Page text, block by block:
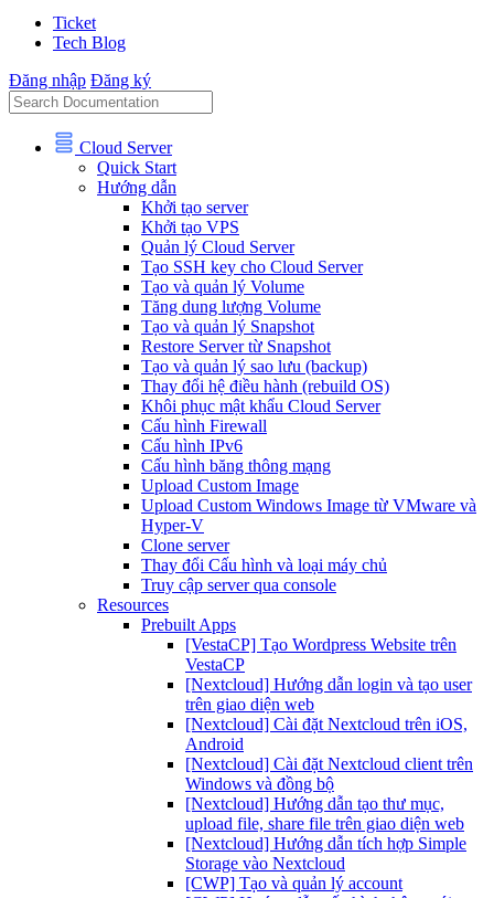
Ticket
Tech Blog
Đăng nhập Đăng ký
Cloud Server
Quick Start
Hướng dẫn
Khởi tạo server
Khởi tạo VPS
Quản lý Cloud Server
Tạo SSH key cho Cloud Server
Tạo và quản lý Volume
Tăng dung lượng Volume
Tạo và quản lý Snapshot
Restore Server từ Snapshot
Tạo và quản lý sao lưu (backup)
Thay đổi hệ điều hành (rebuild OS)
Khôi phục mật khẩu Cloud Server
Cấu hình Firewall
Cấu hình IPv6
Cấu hình băng thông mạng
Upload Custom Image
Upload Custom Windows Image từ VMware và
Hyper-V
Clone server
Thay đổi Cấu hình và loại máy chủ
Truy cập server qua console
Resources
Prebuilt Apps
[VestaCP] Tạo Wordpress Website trên
VestaCP
[Nextcloud] Hướng dẫn login và tạo user
trên giao diện web
[Nextcloud] Cài đặt Nextcloud trên iOS,
Android
[Nextcloud] Cài đặt Nextcloud client trên
Windows và đồng bộ
[Nextcloud] Hướng dẫn tạo thư mục,
upload file, share file trên giao diện web
[Nextcloud] Hướng dẫn tích hợp Simple
Storage vào Nextcloud
[CWP] Tạo và quản lý account